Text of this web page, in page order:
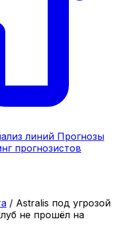
линий Прогнозы
прогнозистов
/ Astralis под угрозой
не прошёл на